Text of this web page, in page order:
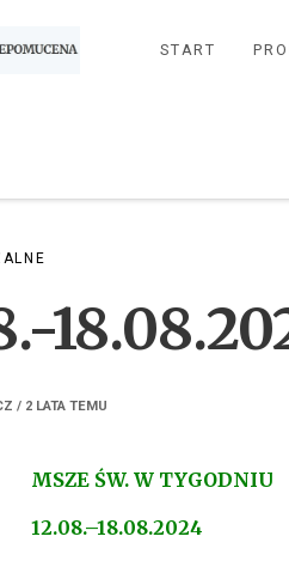
START
/ 2 LATA TEMU
MSZE ŚW. W TYGODNIU
12.08.–18.08.2024